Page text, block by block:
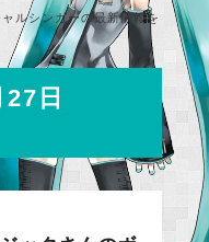
ルシンガーの最新情報を
日